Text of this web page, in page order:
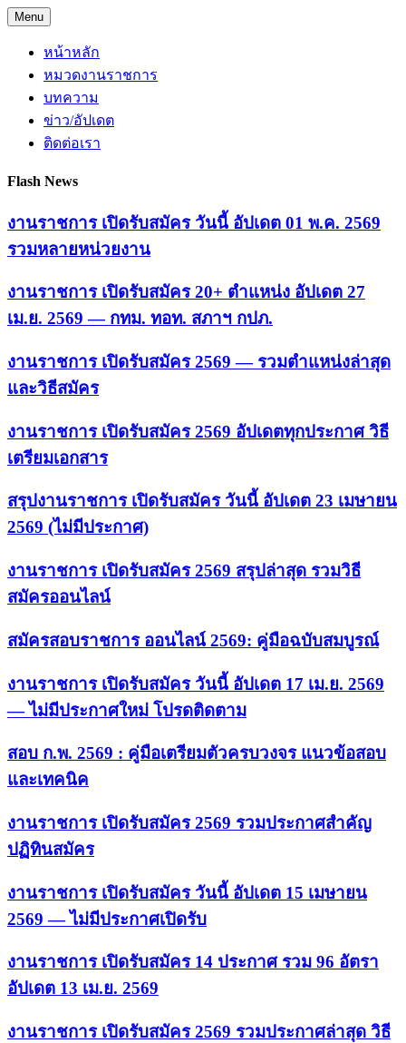
Skip
to
content
Menu
หน้าหลัก
หมวดงานราชการ
บทความ
ข่าว/อัปเดต
ติดต่อเรา
Flash News
งานราชการ เปิดรับสมัคร วันนี้ อัปเดต 01 พ.ค. 2569
รวมหลายหน่วยงาน
งานราชการ เปิดรับสมัคร 20+ ตำแหน่ง อัปเดต 27
เม.ย. 2569 — กทม. ทอท. สภาฯ กปภ.
งานราชการ เปิดรับสมัคร 2569 — รวมตำแหน่งล่าสุด
และวิธีสมัคร
งานราชการ เปิดรับสมัคร 2569 อัปเดตทุกประกาศ วิธี
เตรียมเอกสาร
สรุปงานราชการ เปิดรับสมัคร วันนี้ อัปเดต 23 เมษายน
2569 (ไม่มีประกาศ)
งานราชการ เปิดรับสมัคร 2569 สรุปล่าสุด รวมวิธี
สมัครออนไลน์
สมัครสอบราชการ ออนไลน์ 2569: คู่มือฉบับสมบูรณ์
งานราชการ เปิดรับสมัคร วันนี้ อัปเดต 17 เม.ย. 2569
— ไม่มีประกาศใหม่ โปรดติดตาม
สอบ ก.พ. 2569 : คู่มือเตรียมตัวครบวงจร แนวข้อสอบ
และเทคนิค
งานราชการ เปิดรับสมัคร 2569 รวมประกาศสำคัญ
ปฏิทินสมัคร
งานราชการ เปิดรับสมัคร วันนี้ อัปเดต 15 เมษายน
2569 — ไม่มีประกาศเปิดรับ
งานราชการ เปิดรับสมัคร 14 ประกาศ รวม 96 อัตรา
อัปเดต 13 เม.ย. 2569
งานราชการ เปิดรับสมัคร 2569 รวมประกาศล่าสุด วิธี